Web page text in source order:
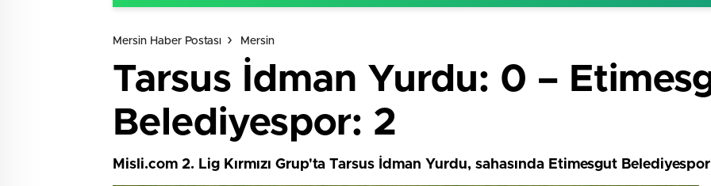
Mersin Haber Postası Mersin
Tarsus İdman Yurdu: 0 –
Belediyespor: 2
Misli.com 2. Lig Kırmızı Grup'ta Tarsus İdman Yurdu, sahasında Etimesgut